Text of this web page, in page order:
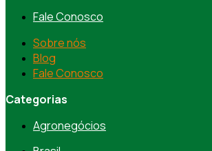
Fale Conosco
Sobre nós
Blog
Fale Conosco
Categorias
Agronegócios